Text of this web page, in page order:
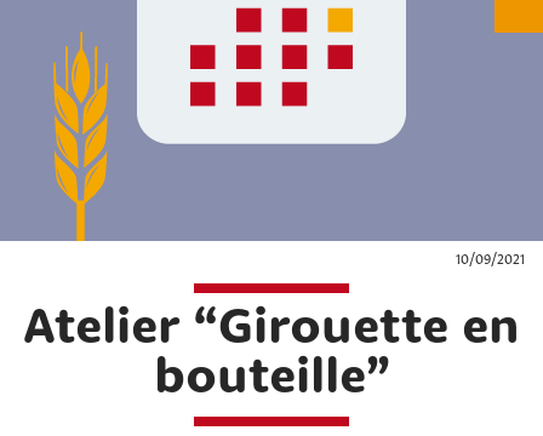
10/09/2021
Atelier “Girouette en
bouteille”